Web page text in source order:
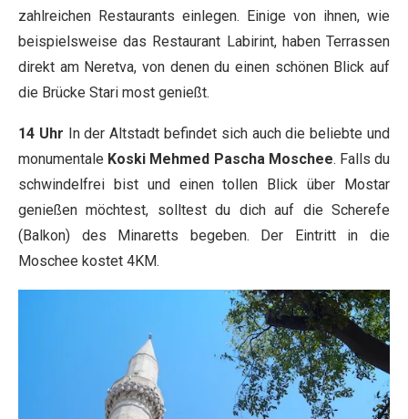
zahlreichen Restaurants einlegen. Einige von ihnen, wie
beispielsweise das Restaurant Labirint, haben Terrassen
direkt am Neretva, von denen du einen schönen Blick auf
die Brücke Stari most genießt.
14 Uhr In der Altstadt befindet sich auch die beliebte und
monumentale Koski Mehmed Pascha Moschee. Falls du
schwindelfrei bist und einen tollen Blick über Mostar
genießen möchtest, solltest du dich auf die Scherefe
(Balkon) des Minaretts begeben. Der Eintritt in die
Moschee kostet 4KM.